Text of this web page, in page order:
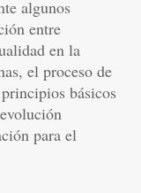
algunos
entre
en la
el proceso de
básicos
para el